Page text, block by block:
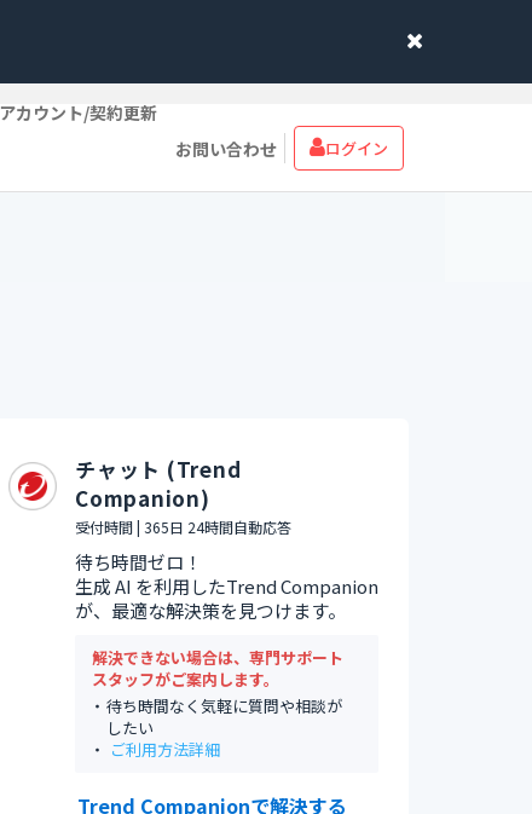
アカウント/契約更新
お問い合わせ
ログイン
チャット (Trend
Companion)
受付時間 | 365日 24時間自動応答
待ち時間ゼロ！
生成 AI を利用したTrend Companion
が、最適な解決策を見つけます。
解決できない場合は、専門サポート
スタッフがご案内します。
待ち時間なく気軽に質問や相談が
したい
ご利用方法詳細
Trend Companionで解決する